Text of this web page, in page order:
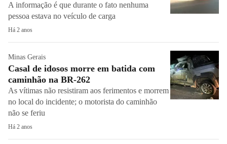
A informação é que durante o fato nenhuma
pessoa estava no veículo de carga
Há 2 anos
Minas Gerais
Casal de idosos morre em batida com
caminhão na BR-262
As vítimas não resistiram aos ferimentos e morrem
no local do incidente; o motorista do caminhão
não se feriu
Há 2 anos